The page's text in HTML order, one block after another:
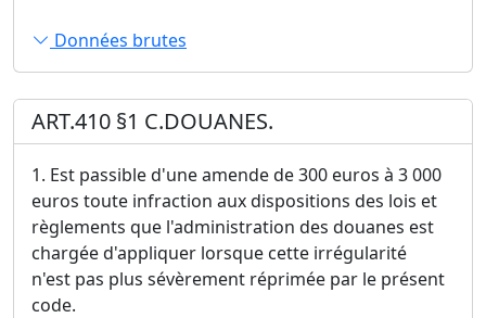
Données brutes
ART.410 §1 C.DOUANES.
1. Est passible d'une amende de 300 euros à 3 000
euros toute infraction aux dispositions des lois et
règlements que l'administration des douanes est
chargée d'appliquer lorsque cette irrégularité
n'est pas plus sévèrement réprimée par le présent
code.